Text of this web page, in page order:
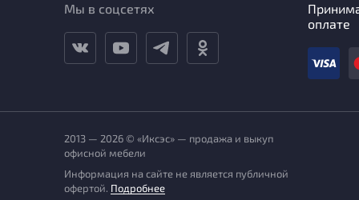
Мы в соцсетях
оплате
2013 — 2026 © «Иксэс» — продажа и выкуп
офисной мебели
Информация на сайте не является публичной
офертой. Подробнее